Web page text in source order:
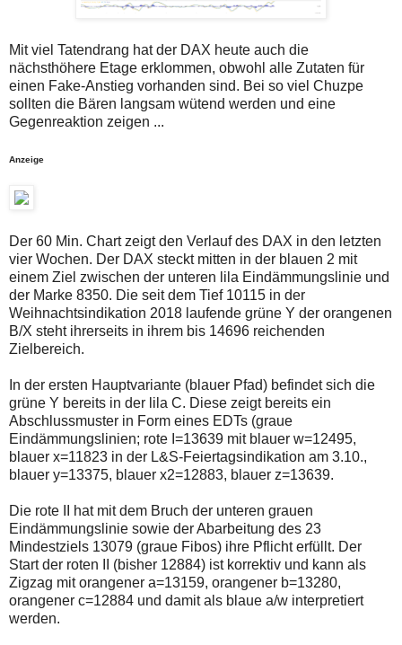
die
Netiquette
oder
ein
Missbrauch
der
Bitte
Sie
Ihre
oder
Ihre
Internetverbindung
und
versuchen
Sie
es
zu
einem
Zeitpunkt
noch
einmal.
Sollte
das
Problem
weiterbestehen
bitte
um
Kontaktaufnahme
per
Mail
robbys-
elliottwellen@online.de.
Bis
zur
Lösung
Alternativ
Post
auch
der
Plattform
wallstreet-
Mit viel Tatendrang hat der DAX heute auch die
nächsthöhere Etage erklommen, obwohl alle Zutaten für
einen Fake-Anstieg vorhanden sind. Bei so viel Chuzpe
sollten die Bären langsam wütend werden und eine
Gegenreaktion zeigen ...
Anzeige
Der 60 Min. Chart zeigt den Verlauf des DAX in den letzten
vier Wochen. Der DAX steckt mitten in der blauen 2 mit
einem Ziel zwischen der unteren lila Eindämmungslinie und
der Marke 8350. Die seit dem Tief 10115 in der
Weihnachtsindikation 2018 laufende grüne Y der orangenen
B/X steht ihrerseits in ihrem bis 14696 reichenden
Zielbereich.
In der ersten Hauptvariante (blauer Pfad) befindet sich die
grüne Y bereits in der lila C. Diese zeigt bereits ein
Abschlussmuster in Form eines EDTs (graue
Eindämmungslinien; rote I=13639 mit blauer w=12495,
blauer x=11823 in der L&S-Feiertagsindikation am 3.10.,
blauer y=13375, blauer x2=12883, blauer z=13639.
Die rote II hat mit dem Bruch der unteren grauen
Eindämmungslinie sowie der Abarbeitung des 23
Mindestziels 13079 (graue Fibos) ihre Pflicht erfüllt. Der
Start der roten II (bisher 12884) ist korrektiv und kann als
Zigzag mit orangener a=13159, orangener b=13280,
orangener c=12884 und damit als blaue a/w interpretiert
werden.